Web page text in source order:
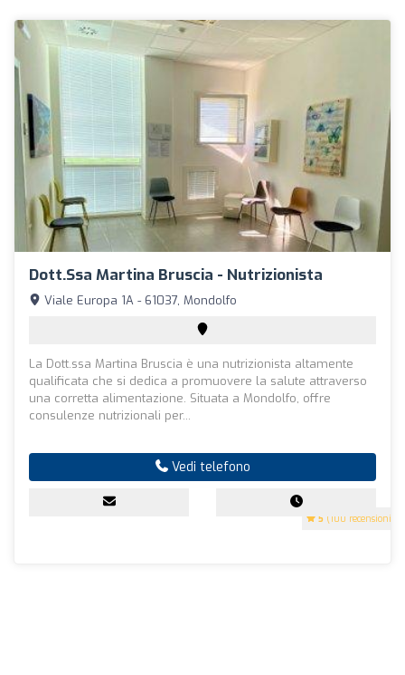
Dott.ssa Martina Bruscia - Nutrizionista
5 (100 recensioni)
Viale Europa 1A - 61037, Mondolfo
La Dott.ssa Martina Bruscia è una nutrizionista altamente
qualificata che si dedica a promuovere la salute attraverso
una corretta alimentazione. Situata a Mondolfo, offre
consulenze nutrizionali per...
Vedi telefono